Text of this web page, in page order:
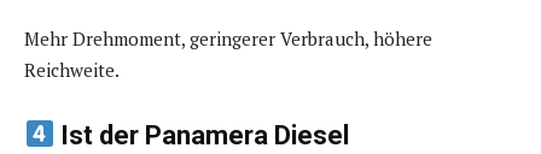
Mehr Drehmoment, geringerer Verbrauch, höhere
Reichweite.
Ist der Panamera Diesel